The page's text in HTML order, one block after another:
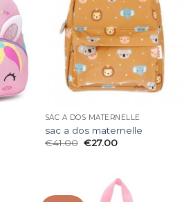
SAC A DOS MATERNELLE
sac a dos maternelle
€41.00 €27.00